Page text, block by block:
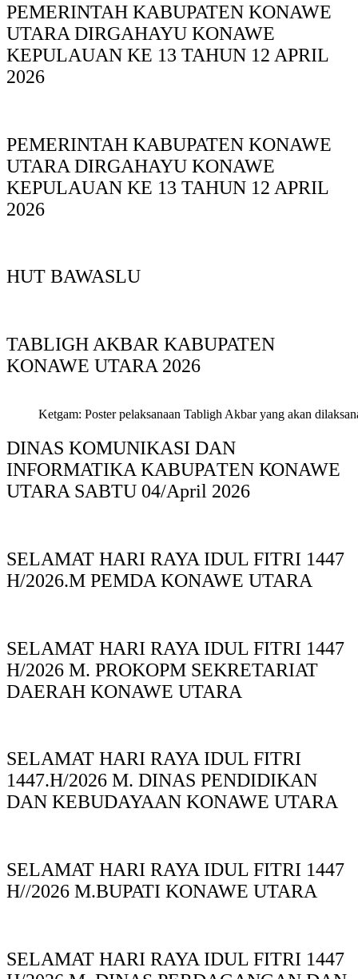
PEMERINTAH KABUPATEN KONAWE
UTARA DIRGAHAYU KONAWE
KEPULAUAN KE 13 TAHUN 12 APRIL
2026
PEMERINTAH KABUPATEN KONAWE
UTARA DIRGAHAYU KONAWE
KEPULAUAN KE 13 TAHUN 12 APRIL
2026
HUT BAWASLU
TABLIGH AKBAR KABUPATEN
KONAWE UTARA 2026
Ketgam: Poster pelaksanaan Tabligh Akbar yang akan
DINAS KOMUNIKASI DAN
INFORMATIKA KABUPAΤΕΝ ΚΟNAWE
UTARA SABTU 04/April 2026
SELAMAT HARI RAYA IDUL FITRI 1447
H/2026.M PEMDA KONAWE UTARA
SELAMAT HARI RAYA IDUL FITRI 1447
H/2026 M. PROKOPM SEKRETARIAT
DAERAH KONAWE UTARA
SELAMAT HARI RAYA IDUL FITRI
1447.H/2026 M. DINAS PENDIDIKAN
DAN KEBUDAYAAN KONAWE UTARA
SELAMAT HARI RAYA IDUL FITRI 1447
H//2026 M.BUPATI KONAWE UTARA
SELAMAT HARI RAYA IDUL FITRI 1447